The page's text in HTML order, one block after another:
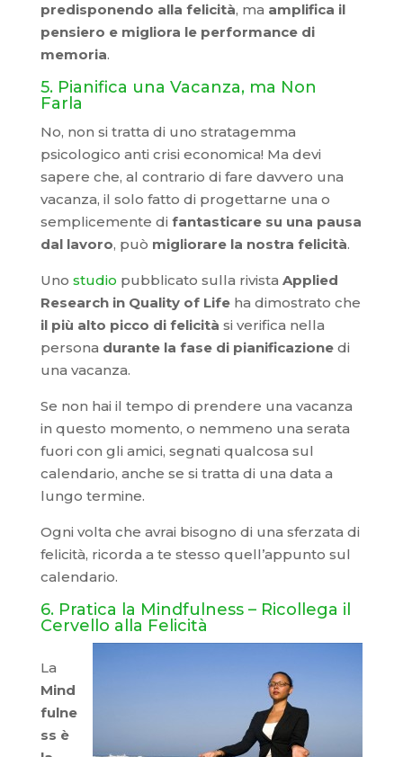
predisponendo alla felicità, ma amplifica il
pensiero e migliora le performance di
memoria.
5. Pianifica una Vacanza, ma Non
Farla
No, non si tratta di uno stratagemma
psicologico anti crisi economica! Ma devi
sapere che, al contrario di fare davvero una
vacanza, il solo fatto di progettarne una o
semplicemente di fantasticare su una pausa
dal lavoro, può migliorare la nostra felicità.
Uno studio pubblicato sulla rivista Applied
Research in Quality of Lifeha dimostrato che
il più alto picco di felicità si verifica nella
persona durante la fase di pianificazionedi
una vacanza.
Se non hai il tempo di prendere una vacanza
in questo momento, o nemmeno una serata
fuori con gli amici, segnati qualcosa sul
calendario, anche se si tratta di una data a
lungo termine.
Ogni volta che avrai bisogno di una sferzata di
felicità, ricorda a te stesso quell’appunto sul
calendario.
6. Pratica la Mindfulness – Ricollega il
Cervello alla Felicità
La
Mind
fulne
ss è